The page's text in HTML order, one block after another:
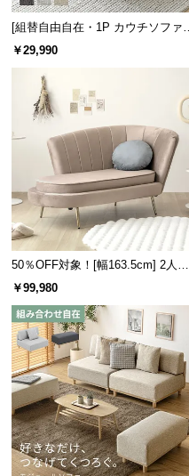
[組替自由自在・1P カウチソファ]
モジュールソファ アームレス 天然
木脚 洗えるカバー
￥29,990
50％OFF対象！[幅163.5cm] 2人掛
けソファ
￥99,980